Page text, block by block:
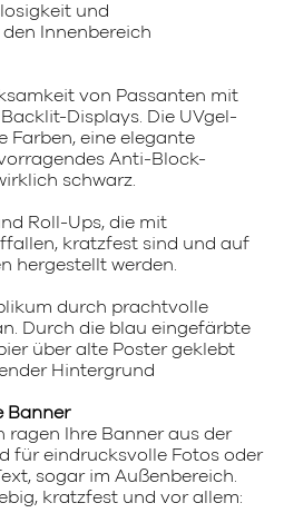
und
Innenbereich
von Passanten mit
Displays. Die UVgel-
Farben, eine elegante
Anti-Block-
schwarz.
Roll-Ups, die mit
kratzfest sind und auf
hergestellt werden.
durch prachtvolle
Durch die blau eingefärbte
über alte Poster geklebt
Hintergrund
Banner
ragen Ihre Banner aus der
für eindrucksvolle Fotos oder
sogar im Außenbereich.
kratzfest und vor allem: